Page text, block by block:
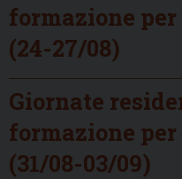
formazione
(24-27/08)
Giornate
formazione
(31/08-03/09)